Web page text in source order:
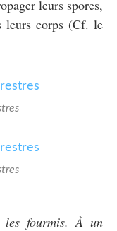
leurs spores,
leurs corps (Cf. le
les fourmis. À un